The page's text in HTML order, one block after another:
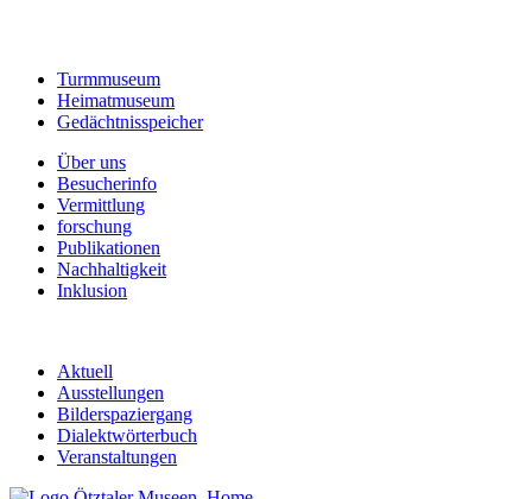
Turmmuseum
Heimatmuseum
Gedächtnisspeicher
Über uns
Besucherinfo
Vermittlung
forschung
Publikationen
Nachhaltigkeit
Inklusion
Aktuell
Ausstellungen
Bilderspaziergang
Dialektwörterbuch
Veranstaltungen